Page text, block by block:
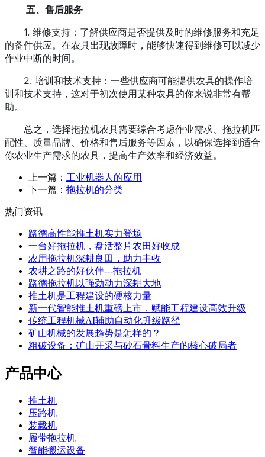
五、售后服务
1. 维修支持：了解供应商是否提供及时的维修服务和充足
的备件供应。在农具出现故障时，能够快速得到维修可以减少
作业中断的时间。
2. 培训和技术支持：一些供应商可能提供农具的操作培
训和技术支持，这对于初次使用某种农具的你来说非常有帮
助。
总之，选择拖拉机农具需要综合考虑作业需求、拖拉机匹
配性、质量品牌、价格和售后服务等因素，以确保选择到适合
你农业生产需求的农具，提高生产效率和经济效益。
上一篇： 工业机器人的应用
下一篇： 拖拉机的分类
热门资讯
路德高性能推土机实力登场
一台好拖拉机，盘活整片农田好收成
农用拖拉机深耕良田，助力丰收
农耕之路的好伙伴---拖拉机
路德拖拉机以强劲动力深耕大地
推土机是工程建设的硬核力量
新一代智能推土机重磅上市，赋能工程建设高效升级
传统工程机械AI辅助自动化升级路径
矿山机械的发展趋势是怎样的？
粗破设备：矿山开采与砂石骨料生产的核心破局者
产品中心
推土机
压路机
装载机
履带拖拉机
智能搬运设备